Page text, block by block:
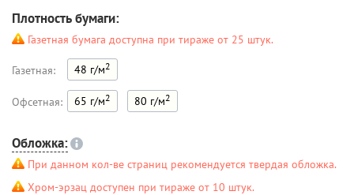
Плотность бумаги:
Газетная бумага доступна при тираже от 25 штук.
Газетная: 48 г/м2
Офсетная: 65 г/м2 80 г/м2
Обложка:
При данном кол-ве страниц рекомендуется твердая обложка.
Хром-эрзац доступен при тираже от 10 штук.